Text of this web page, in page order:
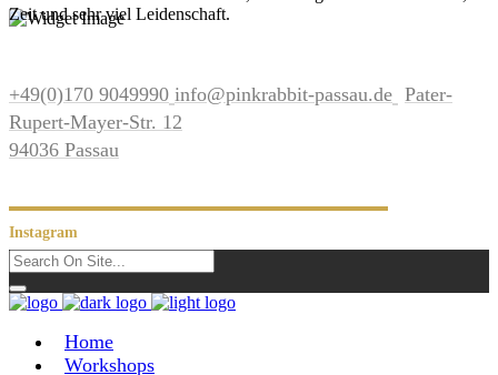
Zeit und sehr viel Leidenschaft.
+49(0)170 9049990 info@pinkrabbit-passau.de Pater-
Rupert-Mayer-Str. 12
94036 Passau
Instagram
Home
Workshops